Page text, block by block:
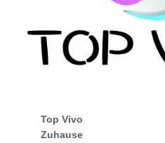
Top Vivo
Zuhause